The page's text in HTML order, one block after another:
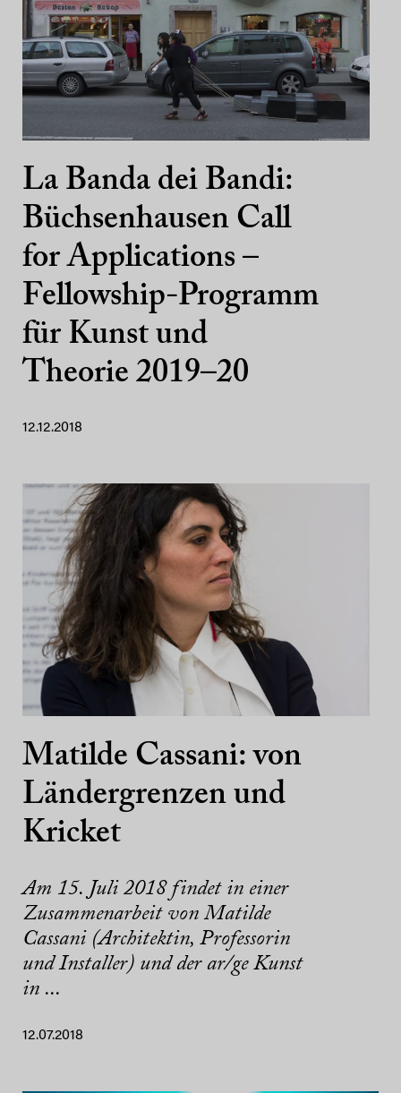
La Banda dei Bandi:
Büchsenhausen Call
for Applications –
Fellowship-Programm
für Kunst und
Theorie 2019–20
12.12.2018
Matilde Cassani: von
Ländergrenzen und
Kricket
Am 15. Juli 2018 findet in einer
Zusammenarbeit von Matilde
Cassani (Architektin, Professorin
und Installer) und der ar/ge Kunst
in ...
12.07.2018